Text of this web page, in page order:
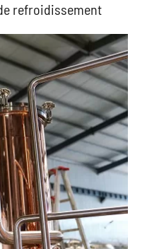
refroidissement